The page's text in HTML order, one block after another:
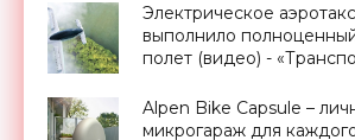
Электрическое
выполнило
полет (видео) -
Alpen Bike Capsule –
микрогараж для